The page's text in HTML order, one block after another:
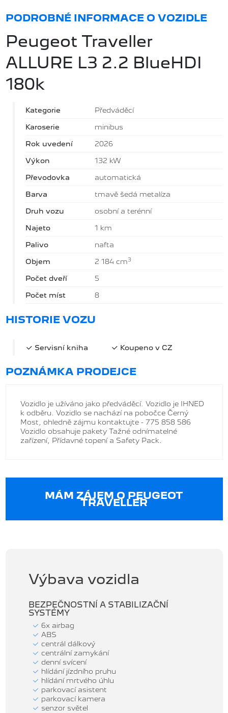
Výbava vozidla
BEZPEČNOSTNÍ A STABILIZAČNÍ
SYSTÉMY
6x airbag
ABS
centrál dálkový
centrální zamykání
denní svícení
hlídání jízdního pruhu
hlídání mrtvého úhlu
parkovací asistent
parkovací kamera
senzor světel
PODROBNÉ INFORMACE O VOZIDLE
Peugeot Traveller
ALLURE L3 2.2 BlueHDI
180k
Kategorie Předváděcí
Karoserie minibus
Rok uvedení 2026
Výkon 132 kW
Převodovka automatická
Barva tmavě šedá metalíza
Druh vozu osobní a terénní
Najeto 1 km
Palivo nafta
Objem 2 184 cm3
Počet dveří 5
Počet míst 8
HISTORIE VOZU
Servisní kniha Koupeno v CZ
POZNÁMKA PRODEJCE
Vozidlo je užíváno jako předváděcí. Vozidlo je IHNED
k odběru. Vozidlo se nachází na pobočce Černý
Most, ohledně zájmu kontaktujte - 775 858 586
Vozidlo obsahuje pakety Tažné odnímatelné
zařízení, Přídavné topení a Safety Pack.
MÁM ZÁJEM O PEUGEOT
TRAVELLER